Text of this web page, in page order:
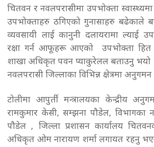
चितवन र नवलपरासीमा उपभोक्ता
उपभोक्ताहरु ठगिएको गुनासाहरु बढेकाले
व्यवसायी लाई कानुनी दलायरामा ल्याई
रक्षा गर्न आफूहरू आएको उपभोक्ता हित
शाखा अधिकृत पवन प्याकुरेलल बताउनु भयो
नवलपरासी जिल्लाका विभिन्न क्षेत्रमा अनुगमन
टोलीमा आपुर्ती मन्त्रालयका केन्द्रीय
रामकुमार केसी, सम्झना पौडेल, विभागका
पौडेल , जिल्ला प्रशासन कार्यालय
अधिकृत ओम नारायण शर्मा लगायत रहनु